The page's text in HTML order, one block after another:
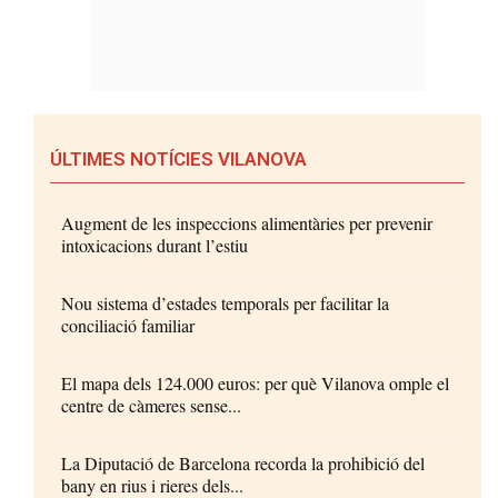
ÚLTIMES NOTÍCIES VILANOVA
Augment de les inspeccions alimentàries per prevenir
intoxicacions durant l’estiu
Nou sistema d’estades temporals per facilitar la
conciliació familiar
El mapa dels 124.000 euros: per què Vilanova omple el
centre de càmeres sense...
La Diputació de Barcelona recorda la prohibició del
bany en rius i rieres dels...